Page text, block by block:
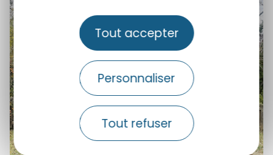
Tout accepter
Personnaliser
Tout refuser